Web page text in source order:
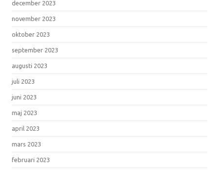
december 2023
november 2023
oktober 2023
september 2023
augusti 2023
juli 2023
juni 2023
maj 2023
april 2023
mars 2023
februari 2023